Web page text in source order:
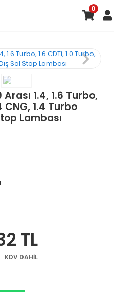
0
1.4, 1.6 Turbo,
CNG, 1.4 Turbo
Lambası
TL
KDV DAHİL